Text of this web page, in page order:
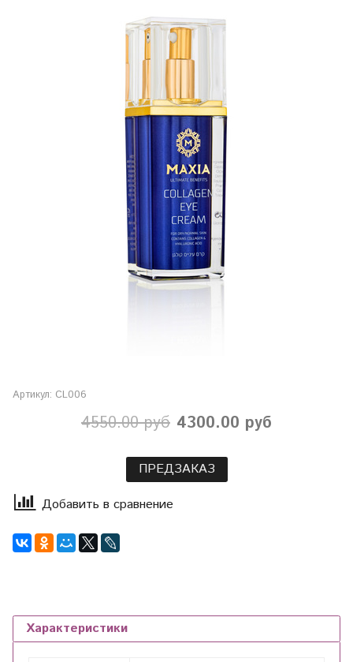
Артикул: CL006
4550.00 руб 4300.00 руб
ПРЕДЗАКАЗ
Добавить в сравнение
Характеристики